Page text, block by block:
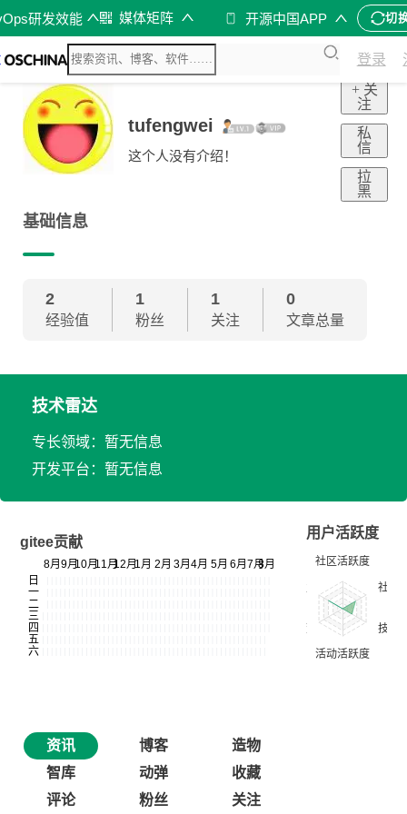
研发效能 媒体矩阵 开源中国APP 切
登录
tufengwei
这个人没有介绍！
+ 关
注
私
信
拉
黑
基础信息
2
经验值
1
粉丝
1
关注
0
文章总量
技术雷达
专长领域：暂无信息
开发平台：暂无信息
gitee贡献
用户活跃度
资讯 博客
造物
智库
动弹
收藏
评论
粉丝 关注